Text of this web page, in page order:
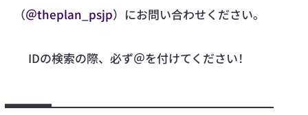
（＠theplan_psjp）にお問い合わせください。
IDの検索の際、必ず＠を付けてください！
▃▃▃▃▁▁▁▁▁▁▁▁▁▁▁▁▁▁▁▁▁▁▁